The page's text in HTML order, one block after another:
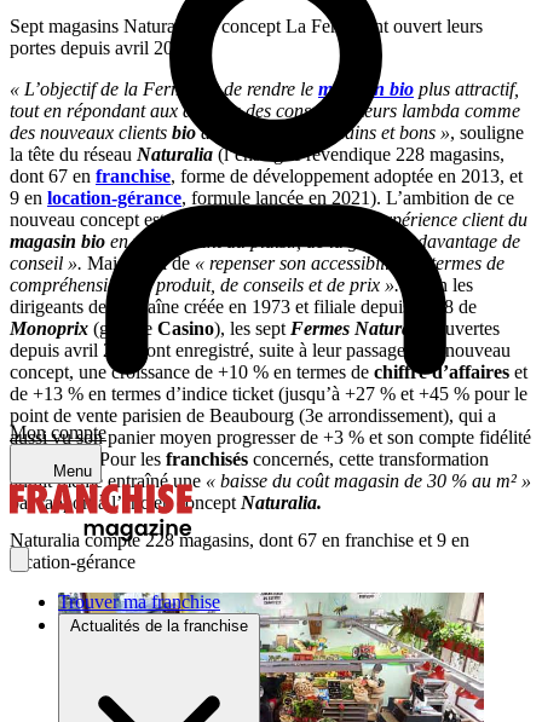
Mon compte
Menu
Trouver ma franchise
Actualités de la franchise
Sept magasins Naturalia au concept La Ferme ont ouvert leurs
portes depuis avril 2023
« L’objectif de la Ferme est de rendre le magasin bio plus attractif,
tout en répondant aux attentes des consommateurs lambda comme
des nouveaux clients bioavec des produits sains et bons », souligne
la tête du réseau Naturalia (l’enseigne revendique 228 magasins,
dont 67 en franchise, forme de développement adoptée en 2013, et
9 en location-gérance, formule lancée en 2021). L’ambition de ce
nouveau concept est notamment de
« changer l’expérience client du
magasin bio en y apportant du plaisir, de la gaieté et davantage de
conseil ». Mais aussi de « repenser son accessibilité en termes de
compréhension du produit, de conseils et de prix ».Selon les
dirigeants de la chaîne créée en 1973 et filiale depuis 2008 de
Monoprix (groupe Casino), les sept Fermes Naturalia
ouvertes
depuis avril 2023 ont enregistré, suite à leur passage à ce nouveau
concept, une croissance de +10 % en termes de chiffre d’affaires et
de +13 % en termes d’indice ticket (jusqu’à +27 % et +45 % pour le
point de vente parisien de Beaubourg (3e arrondissement), qui a
aussi vu son panier moyen progresser de +3 % et son compte fidélité
de +53 %). Pour les franchisés concernés, cette transformation
aurait même entraîné une « baisse du coût magasin de 30 % au m² »
par rapport à l’ancien concept Naturalia.
Naturalia compte 228 magasins, dont 67 en franchise et 9 en
location-gérance